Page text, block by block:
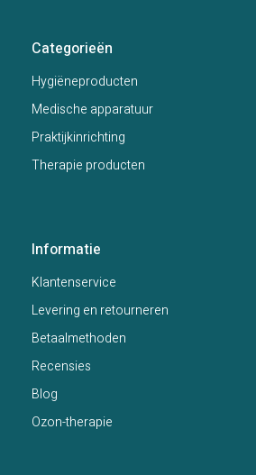
Categorieën
Hygiëneproducten
Medische apparatuur
Praktijkinrichting
Therapie producten
Informatie
Klantenservice
Levering en retourneren
Betaalmethoden
Recensies
Blog
Ozon-therapie